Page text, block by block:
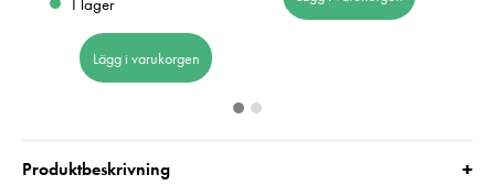
I lager
Lägg i varukorgen
Produktbeskrivning +